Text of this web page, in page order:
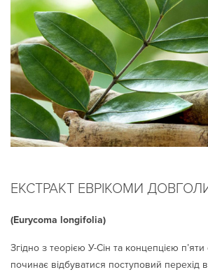
ЕКСТРАКТ ЕВРІКОМИ
(Eurycoma longifolia)
Згідно з теорією У-Сін та концепцією
починає відбуватися поступовий перехід